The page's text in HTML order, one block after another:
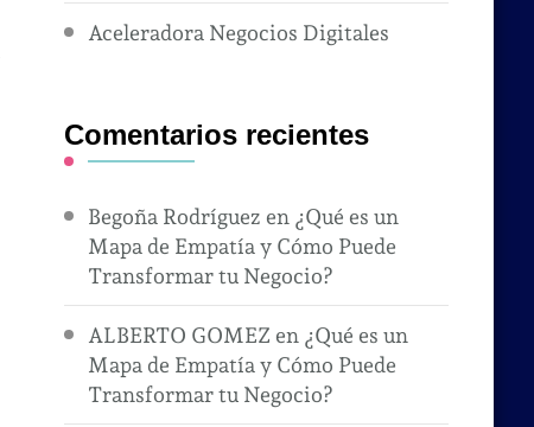
Aceleradora Negocios Digitales
Comentarios recientes
Begoña Rodríguez en ¿Qué es un
Mapa de Empatía y Cómo Puede
Transformar tu Negocio?
ALBERTO GOMEZ en ¿Qué es un
Mapa de Empatía y Cómo Puede
Transformar tu Negocio?